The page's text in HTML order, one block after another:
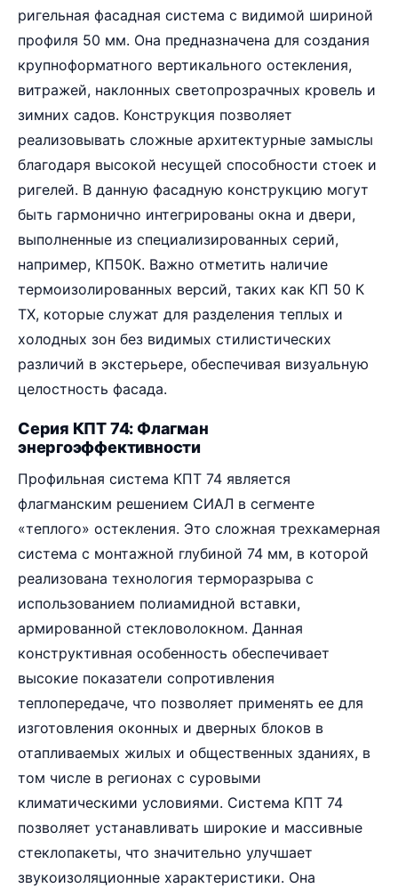
ригельная фасадная система с видимой шириной
профиля 50 мм. Она предназначена для создания
крупноформатного вертикального остекления,
витражей, наклонных светопрозрачных кровель и
зимних садов. Конструкция позволяет
реализовывать сложные архитектурные замыслы
благодаря высокой несущей способности стоек и
ригелей. В данную фасадную конструкцию могут
быть гармонично интегрированы окна и двери,
выполненные из специализированных серий,
например, КП50К. Важно отметить наличие
термоизолированных версий, таких как КП 50 К
ТХ, которые служат для разделения теплых и
холодных зон без видимых стилистических
различий в экстерьере, обеспечивая визуальную
целостность фасада.
Серия КПТ 74: Флагман
энергоэффективности
Профильная система КПТ 74 является
флагманским решением СИАЛ в сегменте
«теплого» остекления. Это сложная трехкамерная
система с монтажной глубиной 74 мм, в которой
реализована технология терморазрыва с
использованием полиамидной вставки,
армированной стекловолокном. Данная
конструктивная особенность обеспечивает
высокие показатели сопротивления
теплопередаче, что позволяет применять ее для
изготовления оконных и дверных блоков в
отапливаемых жилых и общественных зданиях, в
том числе в регионах с суровыми
климатическими условиями. Система КПТ 74
позволяет устанавливать широкие и массивные
стеклопакеты, что значительно улучшает
звукоизоляционные характеристики. Она